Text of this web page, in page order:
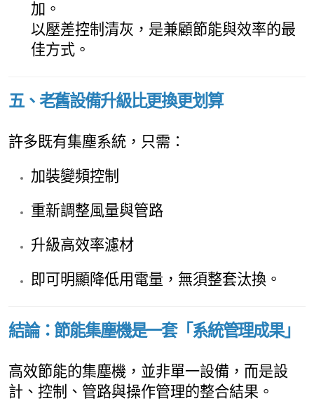
加。
以壓差控制清灰，是兼顧節能與效率的最
佳方式。
五、老舊設備升級比更換更划算
許多既有集塵系統，只需：
加裝變頻控制
重新調整風量與管路
升級高效率濾材
即可明顯降低用電量，無須整套汰換。
結論：節能集塵機是一套「系統管理成果」
高效節能的集塵機，並非單一設備，而是設
計、控制、管路與操作管理的整合結果。